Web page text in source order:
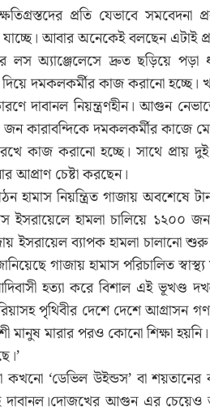
প্রতি যেভাবে সমবেদনা
যাচ্ছে। আবার অনেকেই বলছেন এটাই
লস অ্যাঞ্জেলেসে দ্রুত ছড়িয়ে
দমকলকর্মীর কাজ করানো হচ্ছে।
দাবানল নিয়ন্ত্রণহীন। আগুন
কারাবন্দিকে দমকলকর্মীর কাজে
কাজ করানো হচ্ছে। সাথে প্রায়
চেষ্টা করছেন।
হামাস নিয়ন্ত্রিত গাজায়
ইসরায়েলে হামলা চালিয়ে
ইসরায়েল ব্যাপক হামলা চালানো
গাজায় হামাস পরিচালিত স্বাস্থ্য
হত্যা করে বিশাল এই ভূখণ্ড
পৃথিবীর দেশে দেশে আগ্রাসন
মানুষ মারার পরও কোনো শিক্ষা হয়নি।
‘ডেভিল উইন্ডস’ বা
আগুন এর চেয়েও